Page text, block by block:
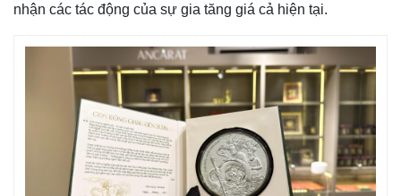
nhận các tác động của sự gia tăng giá cả hiện tại.